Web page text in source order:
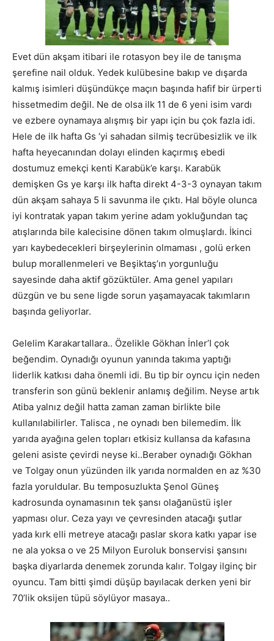
Evet dün akşam itibari ile rotasyon bey ile de tanışma
şerefine nail olduk. Yedek kulübesine bakıp ve dışarda
kalmış isimleri düşündükçe maçın başında hafif bir ürperti
hissetmedim değil. Ne de olsa ilk 11 de 6 yeni isim vardı
ve ezbere oynamaya alışmış bir yapı için bu çok fazla idi.
Hele de ilk hafta Gs ‘yi sahadan silmiş tecrübesizlik ve ilk
hafta heyecanından dolayı elinden kaçırmış ebedi
dostumuz emekçi kenti Karabük’e karşı. Karabük
demişken Gs ye karşı ilk hafta direkt 4-3-3 oynayan takım
dün akşam sahaya 5 li savunma ile çıktı. Hal böyle olunca
iyi kontratak yapan takım yerine adam yokluğundan taç
atışlarında bile kalecisine dönen takım olmuşlardı. İkinci
yarı kaybedecekleri birşeylerinin olmaması , golü erken
bulup morallenmeleri ve Beşiktaş’ın yorgunluğu
sayesinde daha aktif gözüktüler. Ama genel yapıları
düzgün ve bu sene ligde sorun yaşamayacak takımların
başında geliyorlar.
Gelelim Karakartallara.. Özelikle Gökhan İnler’I çok
beğendim. Oynadığı oyunun yanında takıma yaptığı
liderlik katkısı daha önemli idi. Bu tip bir oyncu için neden
transferin son günü beklenir anlamış değilim. Neyse artık
Atiba yalnız değil hatta zaman zaman birlikte bile
kullanılabilirler. Talisca , ne oynadı ben bilemedim. İlk
yarıda ayağına gelen topları etkisiz kullansa da kafasına
geleni asiste çevirdi neyse ki..Beraber oynadığı Gökhan
ve Tolgay onun yüzünden ilk yarıda normalden en az %30
fazla yoruldular. Bu temposuzlukta Şenol Güneş
kadrosunda oynamasının tek şansı olağanüstü işler
yapması olur. Ceza yayı ve çevresinden atacağı şutlar
yada kırk elli metreye atacağı paslar skora katkı yapar ise
ne ala yoksa o ve 25 Milyon Euroluk bonservisi şansını
başka diyarlarda denemek zorunda kalır. Tolgay ilginç bir
oyuncu. Tam bitti şimdi düşüp bayılacak derken yeni bir
70’lik oksijen tüpü söylüyor masaya..